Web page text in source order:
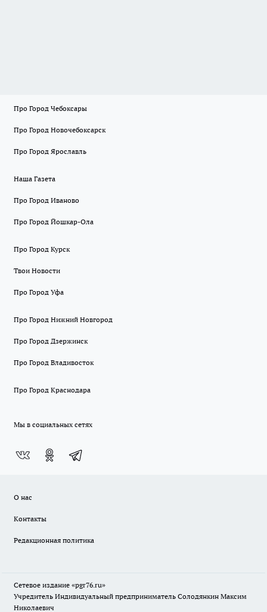
Про Город Чебоксары
Про Город Новочебоксарск
Про Город Ярославль
Наша Газета
Про Город Иваново
Про Город Йошкар-Ола
Про Город Курск
Твои Новости
Про Город Уфа
Про Город Нижний Новгород
Про Город Дзержинск
Про Город Владивосток
Про Город Краснодара
Мы в социальных сетях
О нас
Контакты
Редакционная политика
Сетевое издание «pgr76.ru»
Учредитель Индивидуальный предприниматель Солодянкин Максим
Николаевич